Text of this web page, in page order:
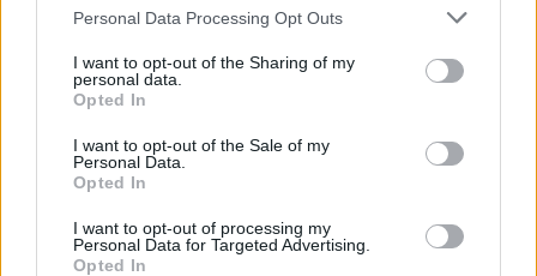
Personal Data Processing Opt Outs
I want to opt-out of the Sharing of my
personal data.
Opted In
I want to opt-out of the Sale of my
Personal Data.
Opted In
I want to opt-out of processing my
Personal Data for Targeted Advertising.
Opted In
ALTRE NOTIZIE DI LEGNANO